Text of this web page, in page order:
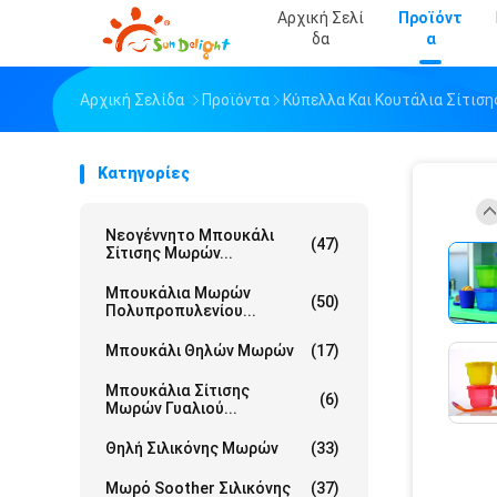
Αρχική Σελί
Δα
Προϊόντ
Α
Αρχική Σελίδα Προϊόντα Κύπελλα Και Κουτάλια
Κατηγορίες
Νεογέννητο Μπουκάλι
Σίτισης Μωρών...
(47)
Μπουκάλια Μωρών
Πολυπροπυλενίου...
(50)
Μπουκάλι Θηλών Μωρών (17)
Μπουκάλια Σίτισης
Μωρών Γυαλιού...
(6)
Θηλή Σιλικόνης Μωρών (33)
Μωρό Soother Σιλικόνης (37)